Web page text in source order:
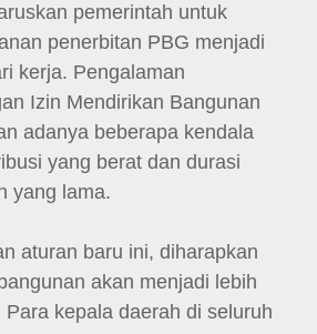
pemerintah untuk
penerbitan PBG menjadi
kerja. Pengalaman
Izin Mendirikan Bangunan
adanya beberapa kendala
yang berat dan durasi
yang lama.
aturan baru ini, diharapkan
akan menjadi lebih
kepala daerah di seluruh